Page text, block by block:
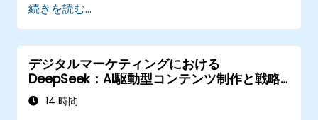
析や改善を行う方法
より良いユーザー体験を実現するためにチャ
ットボットのワークフローを最適化する方法
続きを読む...
デジタルマーケティングにおける
DeepSeek：AI駆動型コンテンツ制作と戦略
策定14 時間